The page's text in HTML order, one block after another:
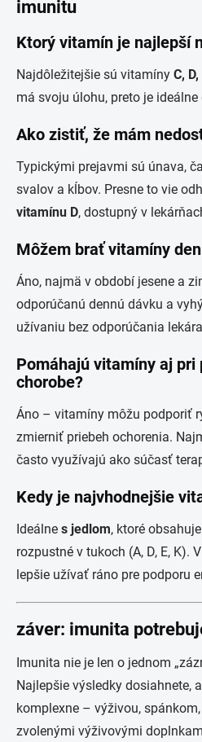
imunitu
Ktorý vitamín je najlepší
Najdôležitejšie sú vitamíny C,
má svoju úlohu, preto je
Ako zistiť, že mám
Typickými prejavmi sú únava,
svalov a kĺbov. Presne to vie
vitamínu D, dostupný v
Môžem brať vitamíny
Áno, najmä v období jesene a
odporúčanú dennú dávku a
užívaniu bez odporúčania
Pomáhajú vitamíny aj pri
chorobe?
Áno – vitamíny môžu podporiť
zmierniť priebeh ochorenia.
často využívajú ako súčasť
Kedy je najvhodnejšie
Ideálne s jedlom, ktoré
rozpustné v tukoch (A, D, E, K).
lepšie užívať ráno pre podporu
záver: imunita
Imunita nie je len o jednom
Najlepšie výsledky dosiahnete,
komplexne – výživou,
zvolenými výživovými